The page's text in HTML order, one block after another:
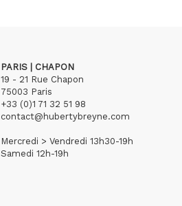
PARIS | CHAPON
19 - 21 Rue Chapon
75003 Paris
+33 (0)1 71 32 51 98
contact@hubertybreyne.com
Mercredi > Vendredi 13h30-19h
Samedi 12h-19h